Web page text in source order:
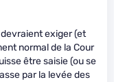
exiger (et
normal de la Cour
être saisie (ou se
par la levée des